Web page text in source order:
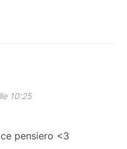
10:25
pensiero <3